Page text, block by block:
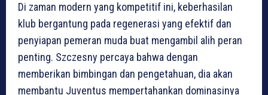
Di zaman modern yang kompetitif ini, keberhasilan
klub bergantung pada regenerasi yang efektif dan
penyiapan pemeran muda buat mengambil alih peran
penting. Szczesny percaya bahwa dengan
memberikan bimbingan dan pengetahuan, dia akan
membantu Juventus mempertahankan dominasinya